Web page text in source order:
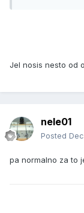
Jel nosis nesto od
nele01
Posted
pa normalno za to